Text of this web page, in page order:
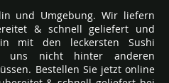
und Umgebung. Wir liefern
& schnell geliefert und
mit den leckersten Sushi
uns nicht hinter anderen
Bestellen Sie jetzt online